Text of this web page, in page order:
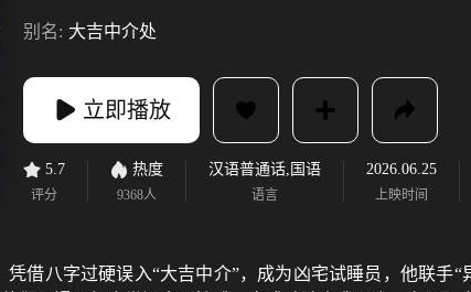
别名: 大吉中介处
立即播放
5.7
评分
热度
9368人
汉语普通话,国语
语言
2026.06.25
上映时间
借八字过硬误入“大吉中介”，成为凶宅试睡员，他联手